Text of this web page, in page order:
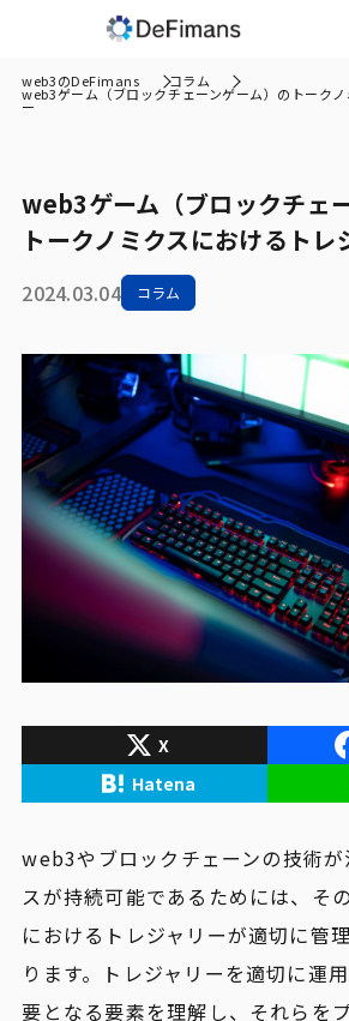
web3のDeFimans コラム
web3ゲーム（ブロックチェーンゲーム）のトークノ
ー
web3ゲーム（ブロックチェ
トークノミクスにおけるトレ
2024.03.04 コラム
X
Hatena
web3やブロックチェーンの技術
スが持続可能であるためには、そ
におけるトレジャリーが適切に管
ります。トレジャリーを適切に運
要となる要素を理解し、それらを